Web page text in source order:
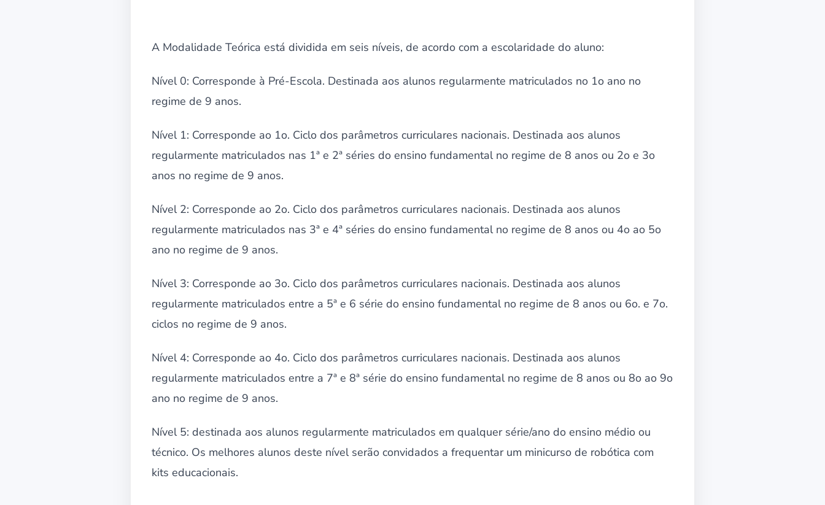
A Modalidade Teórica está dividida em seis níveis, de acordo com a escolaridade do aluno:
Nível 0: Corresponde à Pré-Escola. Destinada aos alunos regularmente matriculados no 1o ano no
regime de 9 anos.
Nível 1: Corresponde ao 1o. Ciclo dos parâmetros curriculares nacionais. Destinada aos alunos
regularmente matriculados nas 1ª e 2ª séries do ensino fundamental no regime de 8 anos ou 2o e 3o
anos no regime de 9 anos.
Nível 2: Corresponde ao 2o. Ciclo dos parâmetros curriculares nacionais. Destinada aos alunos
regularmente matriculados nas 3ª e 4ª séries do ensino fundamental no regime de 8 anos ou 4o ao 5o
ano no regime de 9 anos.
Nível 3: Corresponde ao 3o. Ciclo dos parâmetros curriculares nacionais. Destinada aos alunos
regularmente matriculados entre a 5ª e 6 série do ensino fundamental no regime de 8 anos ou 6o. e 7o.
ciclos no regime de 9 anos.
Nível 4: Corresponde ao 4o. Ciclo dos parâmetros curriculares nacionais. Destinada aos alunos
regularmente matriculados entre a 7ª e 8ª série do ensino fundamental no regime de 8 anos ou 8o ao 9o
ano no regime de 9 anos.
Nível 5: destinada aos alunos regularmente matriculados em qualquer série/ano do ensino médio ou
técnico. Os melhores alunos deste nível serão convidados a frequentar um minicurso de robótica com
kits educacionais.